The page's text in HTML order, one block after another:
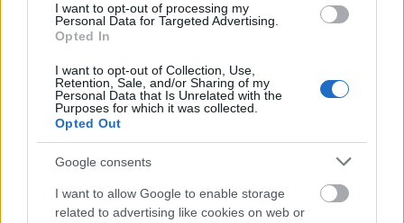
I want to opt-out of processing my
Personal Data for Targeted Advertising.
Opted In
I want to opt-out of Collection, Use,
Retention, Sale, and/or Sharing of my
Personal Data that Is Unrelated with the
Purposes for which it was collected.
Opted Out
Google consents
I want to allow Google to enable storage
related to advertising like cookies on web or
Megromlott a kapcsolat
ahhoz, hogy a testvérek közötti konfliktust
megoldják. Lacey szerint az idősebb testvér, a
trónörökös feladata az volt, hogy tökéletes legyen,
függetlenül attól, hogy valójában az volt-e, a
fiatalabb fiú ki nem mondott feladata pedig az volt,
hogy szórakoztató legyen, ez pedig az évek során
egyre nagyobb feszültséghez vezetett.